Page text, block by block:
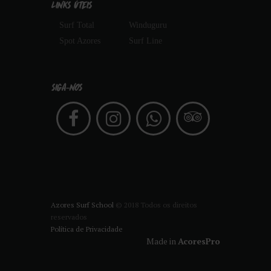
LINKS ÚTEIS
Surf Total
Winduguru
Spot Azores
Surf Line
SIGA-NOS
Azores Surf School © 2018 Todos os direitos
reservados
Política de Privacidade
Made inAcoresPro